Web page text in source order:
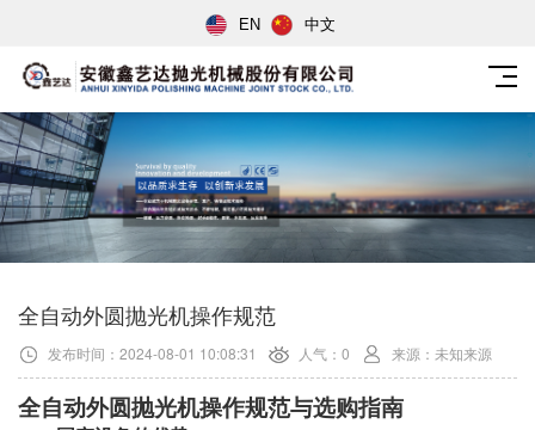
EN 中文
全自动外圆抛光机操作规范
发布时间：2024-08-01 10:08:31 人气：0 来源：未知来源
全自动外圆抛光机操作规范与选购指南